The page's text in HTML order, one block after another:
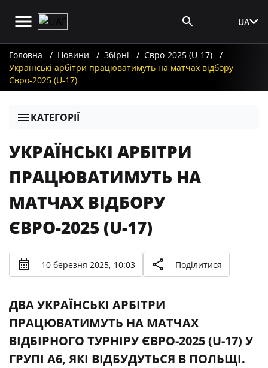
UA
Головна Новини Збірні
Євро-2025 (U-17)
Українські арбітри працюватимуть на матчах відбору
Євро-2025 (U-17)
КАТЕГОРІЇ
УКРАЇНСЬКІ АРБІТРИ
ПРАЦЮВАТИМУТЬ НА
МАТЧАХ ВІДБОРУ
ЄВРО-2025 (U-17)
10 березня 2025, 10:03 Поділитися
ДВА УКРАЇНСЬКІ АРБІТРИ
ПРАЦЮВАТИМУТЬ НА МАТЧАХ
ВІДБІРНОГО ТУРНІРУ ЄВРО-2025 (U-17) У
ГРУПІ А6, ЯКІ ВІДБУДУТЬСЯ В ПОЛЬЩІ.